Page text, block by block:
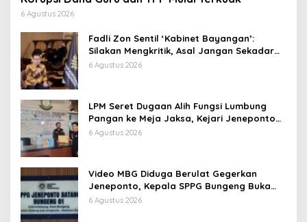
6 Agustus 2026
Fadli Zon Sentil ‘Kabinet Bayangan’:
Silakan Mengkritik, Asal Jangan Sekadar
Bayangan
6 Agustus 2026
LPM Seret Dugaan Alih Fungsi Lumbung
Pangan ke Meja Jaksa, Kejari Jeneponto
Didesak Bongkar Seluruh Dokumen
6 Agustus 2026
Video MBG Diduga Berulat Gegerkan
Jeneponto, Kepala SPPG Bungeng Buka
Suara
6 Agustus 2026